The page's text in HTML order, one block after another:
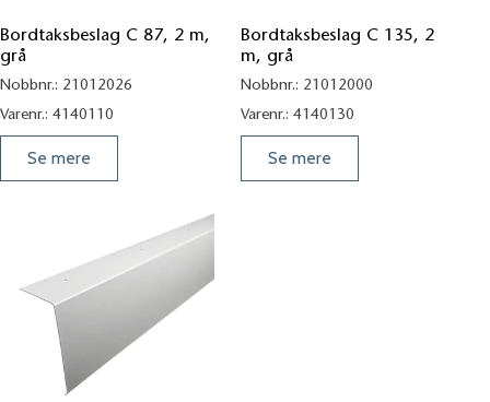
Bordtaksbeslag C 87, 2 m,
grå
Nobbnr.: 21012026
Varenr.: 4140110
Se mere
Bordtaksbeslag C 135, 2
m, grå
Nobbnr.: 21012000
Varenr.: 4140130
Se mere
Bordtaksbeslag C 140 grå